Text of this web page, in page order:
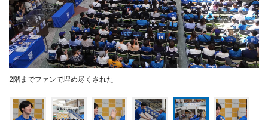
2階までファンで埋め尽くされた